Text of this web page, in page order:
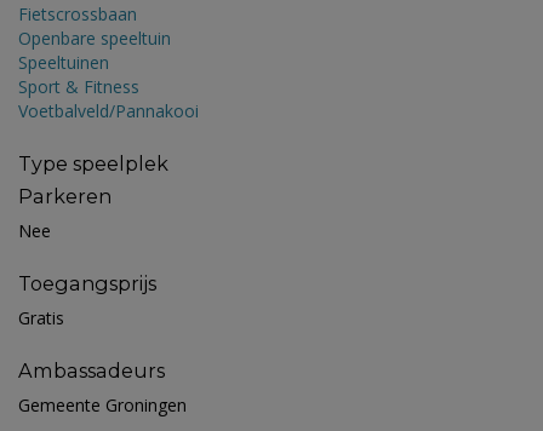
Fietscrossbaan
Openbare speeltuin
Speeltuinen
Sport & Fitness
Voetbalveld/Pannakooi
Type speelplek
Parkeren
Nee
Toegangsprijs
Gratis
Ambassadeurs
Gemeente Groningen